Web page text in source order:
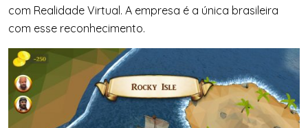
com Realidade Virtual. A empresa é a única brasileira
com esse reconhecimento.